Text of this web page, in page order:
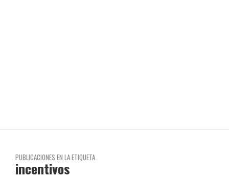
PUBLICACIONES EN LA ETIQUETA
incentivos